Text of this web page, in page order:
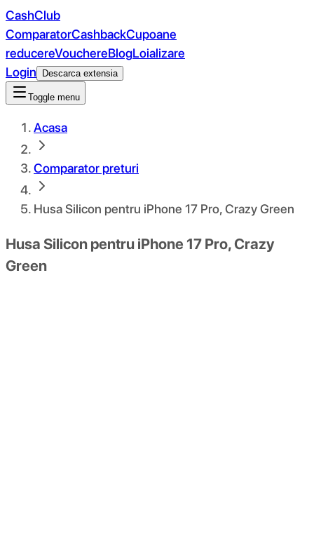
CashClub
ComparatorCashbackCupoane
reducereVouchereBlogLoializare
Login
Descarca extensia
Toggle menu
Acasa
Comparator preturi
Husa Silicon pentru iPhone 17 Pro, Crazy Green
Husa Silicon pentru iPhone 17 Pro, Crazy
Green